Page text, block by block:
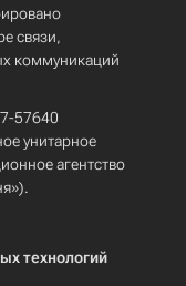
связи,
коммуникаций
57640
унитарное
агентство
технологий